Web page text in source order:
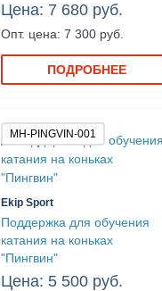
Цена: 7 680 руб.
Опт. цена: 7 300 руб.
ПОДРОБНЕЕ
MH-PINGVIN-001
Ekip Sport
Поддержка для обучения
катания на коньках
"Пингвин"
Цена: 5 500 руб.